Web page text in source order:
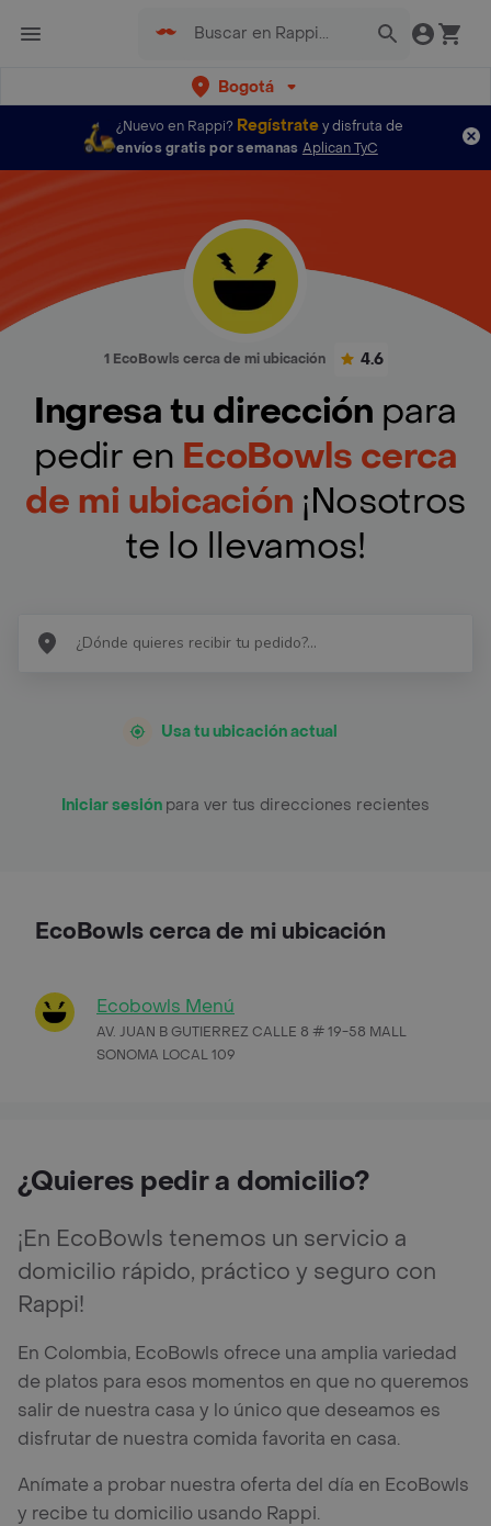
Bogotá
¿Nuevo en Rappi? Regístratey disfruta de
envíos gratis por semanas Aplican TyC
1 EcoBowls cerca de mi ubicación 4.6
Ingresa tu dirección para
pedir en EcoBowls cerca
de mi ubicación ¡Nosotros
te lo llevamos!
Usa tu ubicación actual
Iniciar sesión para ver tus direcciones recientes
EcoBowls cerca de mi ubicación
Ecobowls Menú
AV. JUAN B GUTIERREZ CALLE 8 # 19-58 MALL
SONOMA LOCAL 109
¿Quieres pedir a domicilio?
¡En EcoBowls tenemos un servicio a
domicilio rápido, práctico y seguro con
Rappi!
En Colombia, EcoBowls ofrece una amplia variedad
de platos para esos momentos en que no queremos
salir de nuestra casa y lo único que deseamos es
disfrutar de nuestra comida favorita en casa.
Anímate a probar nuestra oferta del día en EcoBowls
y recibe tu domicilio usando Rappi.